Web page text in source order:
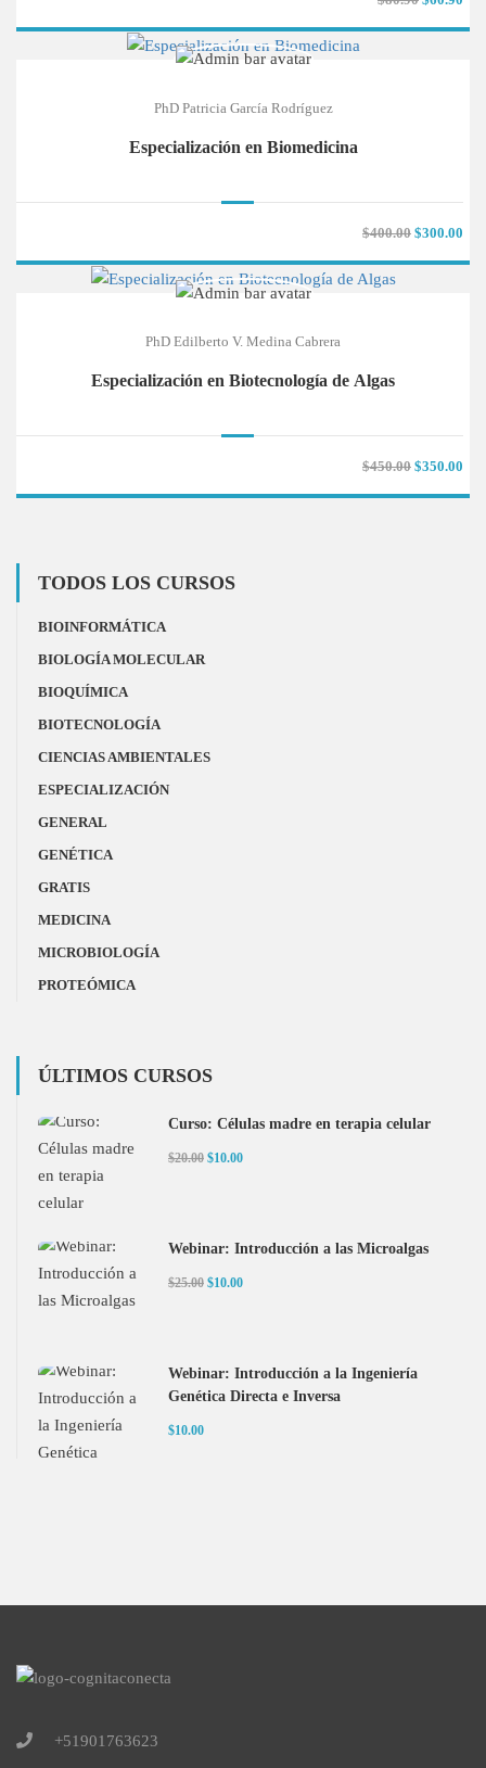
PhD Patricia García Rodríguez
Especialización en Biomedicina
$400.00 $300.00
PhD Edilberto V. Medina Cabrera
Especialización en Biotecnología de Algas
$450.00 $350.00
TODOS LOS CURSOS
BIOINFORMÁTICA
BIOLOGÍA MOLECULAR
BIOQUÍMICA
BIOTECNOLOGÍA
CIENCIAS AMBIENTALES
ESPECIALIZACIÓN
GENERAL
GENÉTICA
GRATIS
MEDICINA
MICROBIOLOGÍA
PROTEÓMICA
ÚLTIMOS CURSOS
Curso: Células madre en terapia celular
$20.00 $10.00
Webinar: Introducción a las Microalgas
$25.00 $10.00
Webinar: Introducción a la Ingeniería
Genética Directa e Inversa
$10.00
+51901763623